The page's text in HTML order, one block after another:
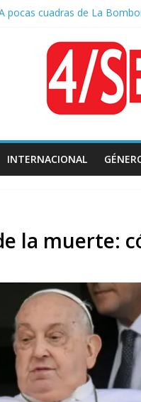
pocas cuadras de La
Pesar por la muerte de
Tras la aprobación de la ley
Causa AFA: el juez Amarante
INTERNACIONAL
la muerte: